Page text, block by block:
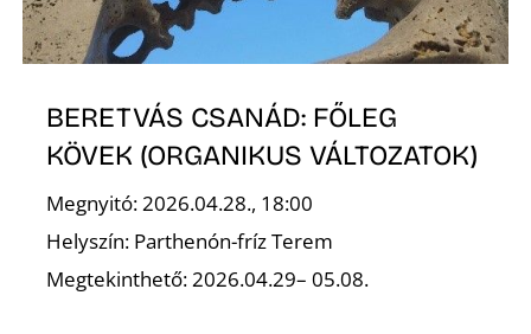
BERETVÁS CSANÁD: FŐLEG
KÖVEK (ORGANIKUS VÁLTOZATOK)
Megnyitó: 2026.04.28., 18:00
Helyszín: Parthenón-fríz Terem
Megtekinthető: 2026.04.29– 05.08.